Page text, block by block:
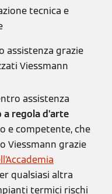
tecnica e
assistenza grazie
Viessmann
assistenza
a regola d’arte
e competente, che
Viessmann grazie
qualsiasi altra
termici rischi